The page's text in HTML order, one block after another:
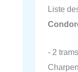
Liste
- 2